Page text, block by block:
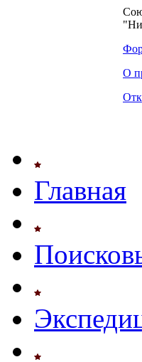
О
Главная